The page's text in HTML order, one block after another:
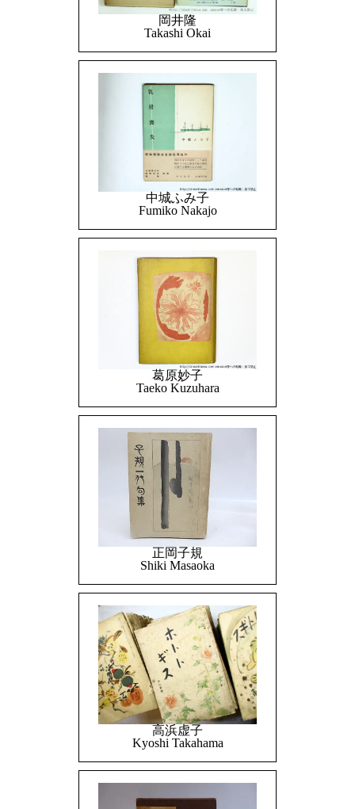
岡井隆
Takashi Okai
中城ふみ子
Fumiko Nakajo
葛原妙子
Taeko Kuzuhara
正岡子規
Shiki Masaoka
高浜虚子
Kyoshi Takahama